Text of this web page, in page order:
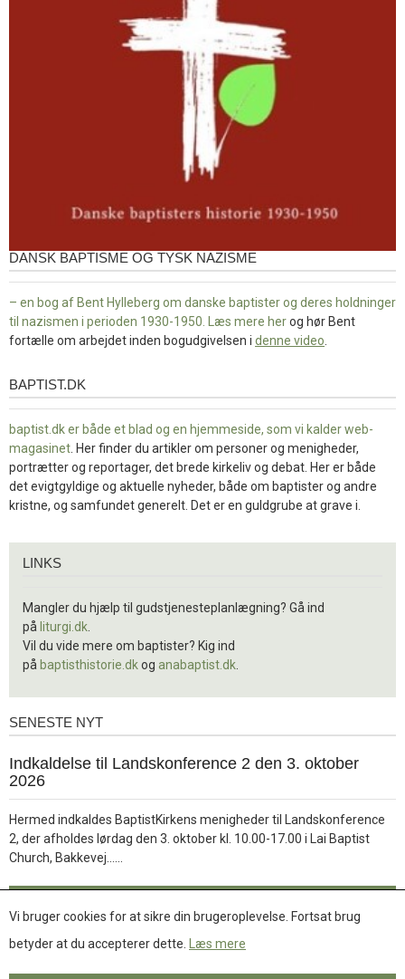
DANSK BAPTISME OG TYSK NAZISME
– en bog af Bent Hylleberg om danske baptister og deres holdninger
til nazismen i perioden 1930-1950. Læs mere herog hør Bent
fortælle om arbejdet inden bogudgivelsen i denne video
baptist.dk
BAPTIST.DK
baptist.dk er både et blad og en hjemmeside, som vi kalder web-
magasinet . Her finder du artikler om personer og menigheder,
portrætter og reportager, det brede kirkeliv og debat. Her er både
det evigtgyldige og aktuelle nyheder, både om baptister og andre
kristne, og samfundet generelt. Det er en guldgrube at grave i.
LINKS
Mangler du hjælp til gudstjenesteplanlægning? Gå ind
på liturgi.dk
Vil du vide mere om baptister? Kig ind
på baptisthistorie.dkog anabaptist.dk
Seneste
SENESTE NYT
1.
jul.
Indkaldelse til Landskonference 2 den 3. oktober
2026
Hermed indkaldes BaptistKirkens menigheder til Landskonference
2, der afholdes lørdag den 3. oktober kl. 10.00-17.00 i Lai Baptist
Church, Bakkevej……
Læs mere
Vi bruger cookies for at sikre din brugeroplevelse. Fortsat brug
betyder at du accepterer dette.
Læs mere